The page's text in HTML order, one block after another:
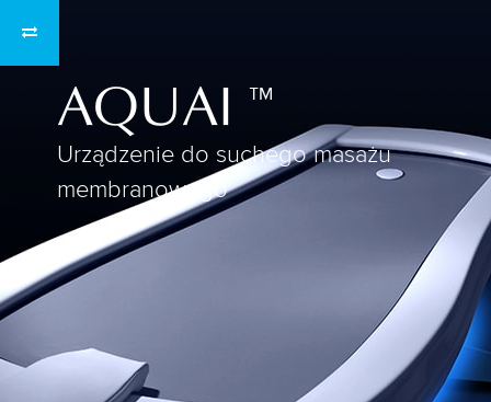
AQUAI™
Urządzenie do suchego masażu
membranowego